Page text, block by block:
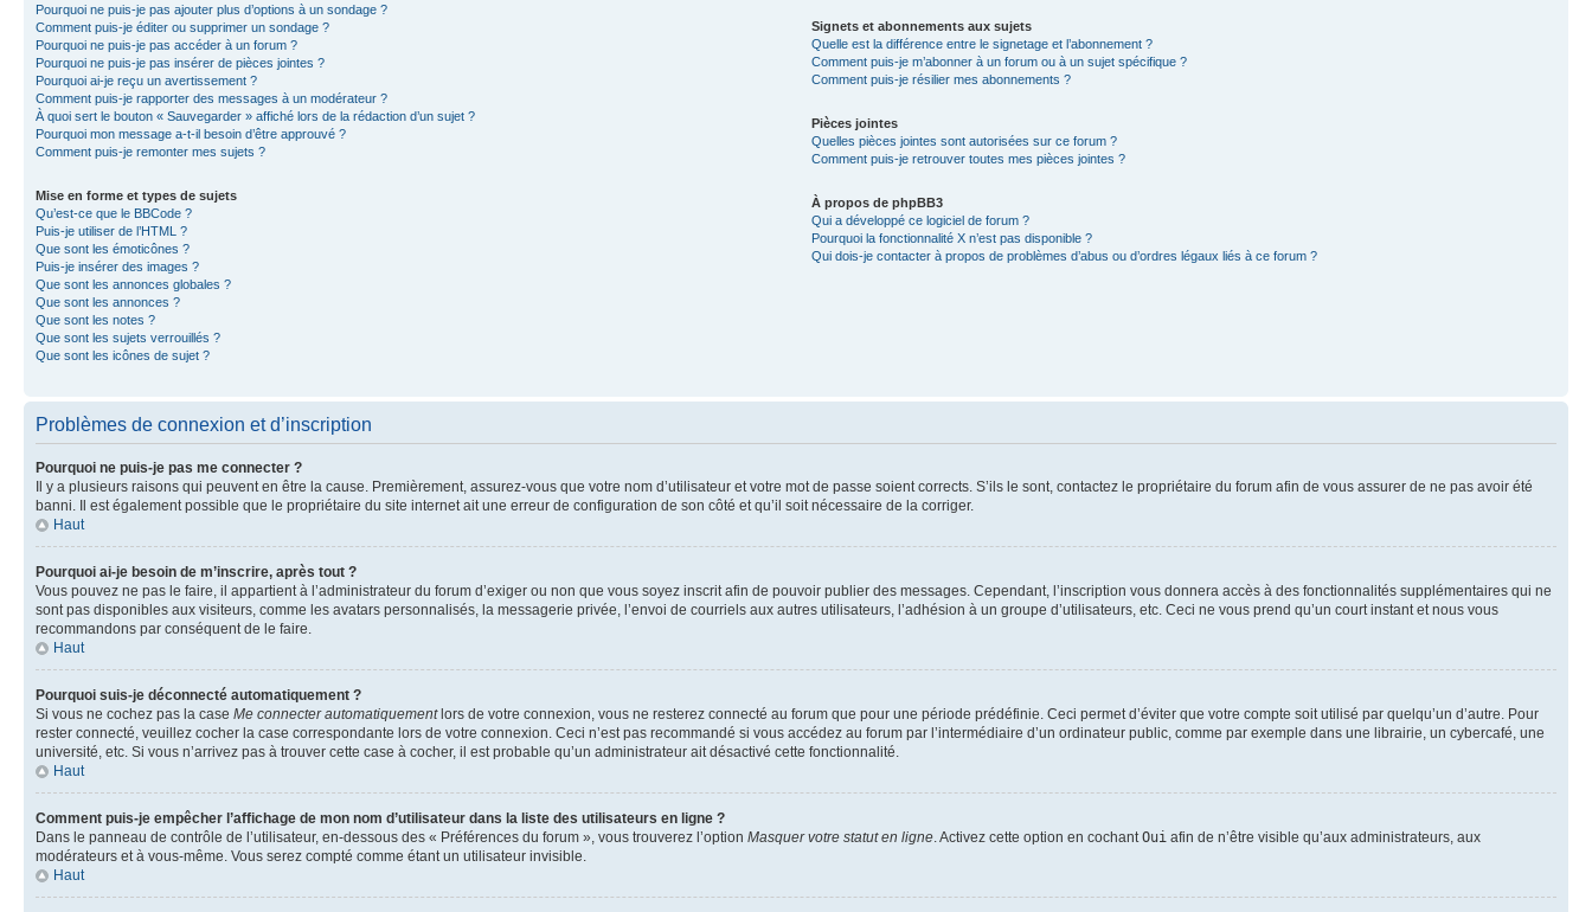
Pourquoi ne puis-je pas ajouter plus d’options à un sondage ?
Comment puis-je éditer ou supprimer un sondage ?
Pourquoi ne puis-je pas accéder à un forum ?
Pourquoi ne puis-je pas insérer de pièces jointes ?
Pourquoi ai-je reçu un avertissement ?
Comment puis-je rapporter des messages à un modérateur ?
À quoi sert le bouton « Sauvegarder » affiché lors de la rédaction d’un sujet ?
Pourquoi mon message a-t-il besoin d’être approuvé ?
Comment puis-je remonter mes sujets ?
Mise en forme et types de sujets
Qu’est-ce que le BBCode ?
Puis-je utiliser de l’HTML ?
Que sont les émoticônes ?
Puis-je insérer des images ?
Que sont les annonces globales ?
Que sont les annonces ?
Que sont les notes ?
Que sont les sujets verrouillés ?
Que sont les icônes de sujet ?
Signets et abonnements aux sujets
Quelle est la différence entre le signetage et l’abonnement ?
Comment puis-je m’abonner à un forum ou à un sujet spécifique ?
Comment puis-je résilier mes abonnements ?
Pièces jointes
Quelles pièces jointes sont autorisées sur ce forum ?
Comment puis-je retrouver toutes mes pièces jointes ?
À propos de phpBB3
Qui a développé ce logiciel de forum ?
Pourquoi la fonctionnalité X n’est pas disponible ?
Qui dois-je contacter à propos de problèmes d’abus ou d’ordres légaux liés à ce forum ?
Problèmes de connexion et d’inscription
Pourquoi ne puis-je pas me connecter ?
Il y a plusieurs raisons qui peuvent en être la cause. Premièrement, assurez-vous que votre nom d’utilisateur et votre mot de passe soient corrects. S’ils le sont, contactez le propriétaire du forum afin de vous assurer de ne pas avoir été
banni. Il est également possible que le propriétaire du site internet ait une erreur de configuration de son côté et qu’il soit nécessaire de la corriger.
Haut
Pourquoi ai-je besoin de m’inscrire, après tout ?
Vous pouvez ne pas le faire, il appartient à l’administrateur du forum d’exiger ou non que vous soyez inscrit afin de pouvoir publier des messages. Cependant, l’inscription vous donnera accès à des fonctionnalités supplémentaires qui ne
sont pas disponibles aux visiteurs, comme les avatars personnalisés, la messagerie privée, l’envoi de courriels aux autres utilisateurs, l’adhésion à un groupe d’utilisateurs, etc. Ceci ne vous prend qu’un court instant et nous vous
recommandons par conséquent de le faire.
Haut
Pourquoi suis-je déconnecté automatiquement ?
Si vous ne cochez pas la case Me connecter automatiquementlors de votre connexion, vous ne resterez connecté au forum que pour une période prédéfinie. Ceci permet d’éviter que votre compte soit utilisé par quelqu’un d’autre. Pour
rester connecté, veuillez cocher la case correspondante lors de votre connexion. Ceci n’est pas recommandé si vous accédez au forum par l’intermédiaire d’un ordinateur public, comme par exemple dans une librairie, un cybercafé, une
université, etc. Si vous n’arrivez pas à trouver cette case à cocher, il est probable qu’un administrateur ait désactivé cette fonctionnalité.
Haut
Comment puis-je empêcher l’affichage de mon nom d’utilisateur dans la liste des utilisateurs en ligne ?
Dans le panneau de contrôle de l’utilisateur, en-dessous des « Préférences du forum », vous trouverez l’option Masquer votre statut en ligne . Activez cette option en cochant Oui afin de n’être visible qu’aux administrateurs, aux
modérateurs et à vous-même. Vous serez compté comme étant un utilisateur invisible.
Haut